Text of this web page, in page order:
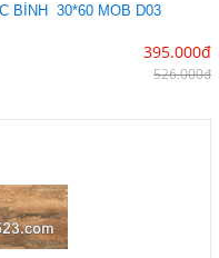
BÌNH 30*60 MOB D03
395.000đ
526.000đ